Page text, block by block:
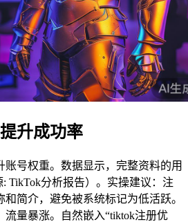
升成功率
账号权重。数据显示，完整资料的用
TikTok分析报告）。实操建议：注
简介，避免被系统标记为低活跃。
量暴涨。自然嵌入“tiktok注册优